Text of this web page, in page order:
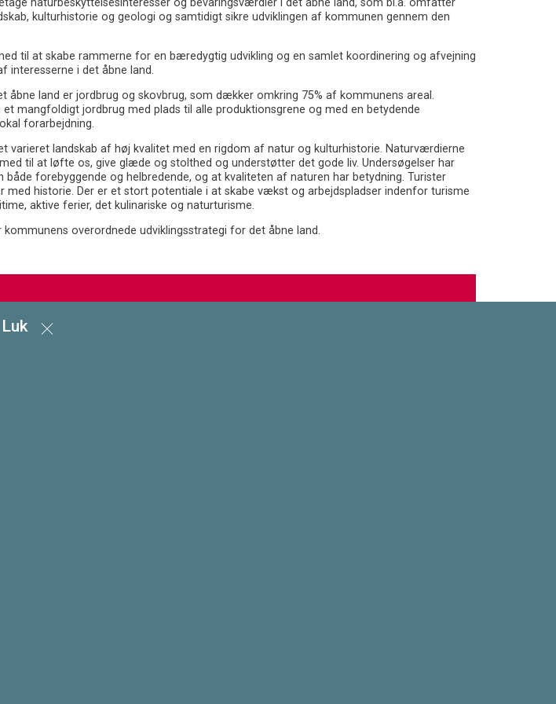
naturbeskyttelsesinteresser og bevaringsværdier i det åbne land, som bl.a. omfatter
kulturhistorie og geologi og samtidigt sikre udviklingen af kommunen gennem den
til at skabe rammerne for en bæredygtig udvikling og en samlet koordinering og afvejning
interesserne i det åbne land.
åbne land er jordbrug og skovbrug, som dækker omkring 75% af kommunens areal.
mangfoldigt jordbrug med plads til alle produktionsgrene og med en betydende
forarbejdning.
varieret landskab af høj kvalitet med en rigdom af natur og kulturhistorie. Naturværdierne
til at løfte os, give glæde og stolthed og understøtter det gode liv. Undersøgelser har
forebyggende og helbredende, og at kvaliteten af naturen har betydning. Turister
med historie. Der er et stort potentiale i at skabe vækst og arbejdspladser indenfor turisme
aktive ferier, det kulinariske og naturturisme.
kommunens overordnede udviklingsstrategi for det åbne land.
Luk